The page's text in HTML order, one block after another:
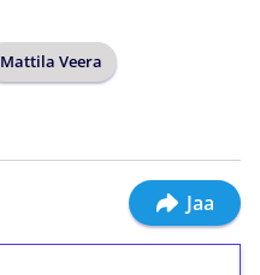
Mattila Veera
Jaa